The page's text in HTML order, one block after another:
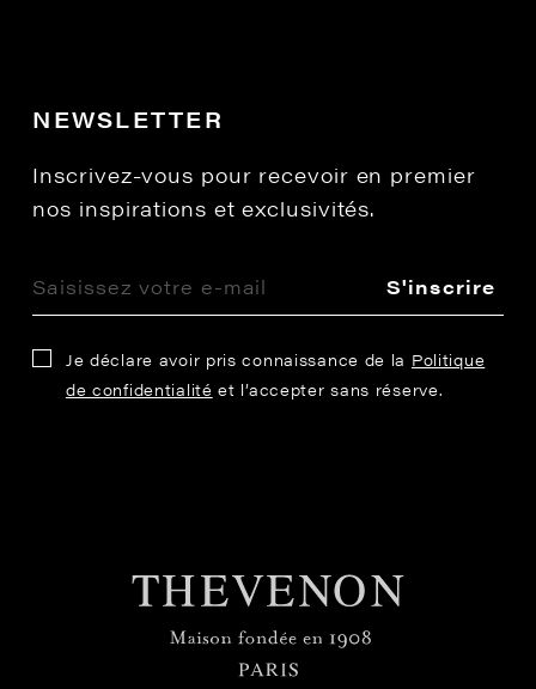
NEWSLETTER
Inscrivez-vous pour recevoir en premier
nos inspirations et exclusivités.
S'inscrire
Je déclare avoir pris connaissance de la Politique
de confidentialité et l’accepter sans réserve.